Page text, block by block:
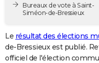
Destinations
City break
Voyage nature
Voyage de noces
Forum
PHOTO
GUIDES D'ACHAT
Bureaux de vote à Saint-
Siméon-de-Bressieux
Le résultat des élections
de-Bressieux est publié.
officiel de l'élection